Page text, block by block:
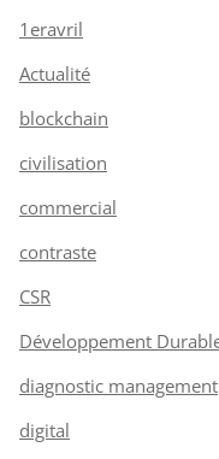
1eravril
Actualité
blockchain
civilisation
commercial
contraste
CSR
Développement
diagnostic management
digital